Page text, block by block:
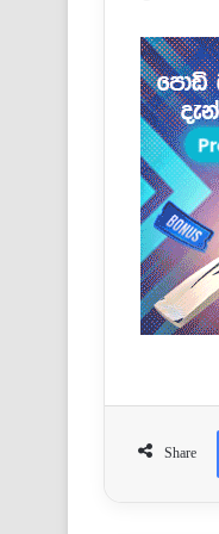
Share